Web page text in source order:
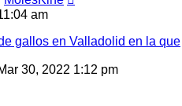
am
gallos en Valladolid en la que
30, 2022 1:12 pm